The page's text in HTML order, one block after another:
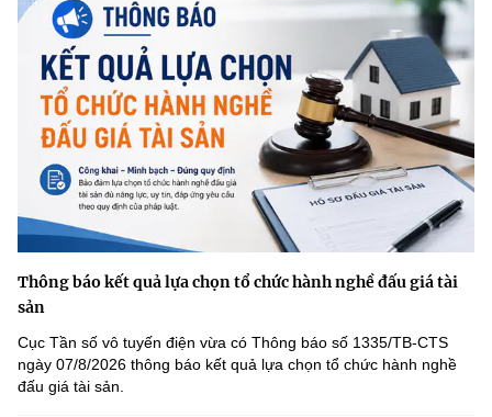
Thông báo kết quả lựa chọn tổ chức hành nghề đấu giá tài
sản
Cục Tần số vô tuyến điện vừa có Thông báo số 1335/TB-CTS
ngày 07/8/2026 thông báo kết quả lựa chọn tổ chức hành nghề
đấu giá tài sản.